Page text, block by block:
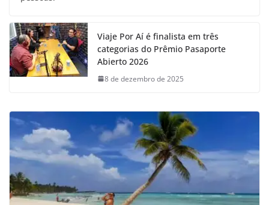
Viaje Por Aí é finalista em três
categorias do Prêmio Pasaporte
Abierto 2026
8 de dezembro de 2025